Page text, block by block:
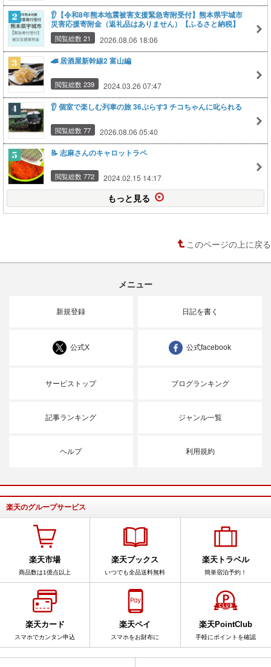
👂️【令和8年熊本地震被害支援緊急寄附受付】熊本県宇城市
災害応援寄附金（返礼品はありません）【ふるさと納税】
閲覧総数 21 2026.08.06 18:06
🚄 居酒屋新幹線2 富山編
閲覧総数 239 2024.03.26 07:47
👂️ 個室で楽しむ列車の旅 36ぷらす3 チコちゃんに叱られる
閲覧総数 77 2026.08.06 05:40
📝 志麻さんのキャロットラペ
閲覧総数 772 2024.02.15 14:17
もっと見る
このページの上に戻る
メニュー
新規登録 日記を書く
公式X 公式facebook
サービストップ ブログランキング
記事ランキング ジャンル一覧
ヘルプ 利用規約
楽天のグループサービス
楽天市場
商品数は1億点以上
楽天ブックス
いつでも全品送料無料
楽天トラベル
簡単宿泊予約！
楽天カード
スマホでカンタン申込
楽天ペイ
スマホをお財布に
楽天PointClub
手軽にポイントを確認